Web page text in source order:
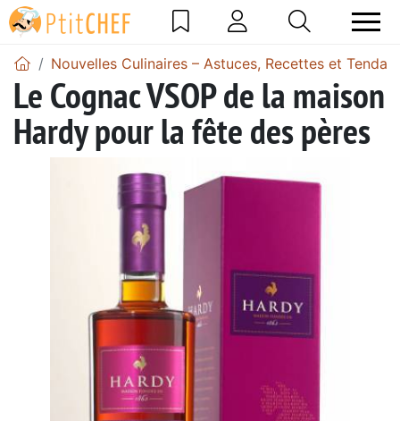
Nouvelles Culinaires – Astuces, Recettes et
Le Cognac VSOP de la maison
Hardy pour la fête des pères